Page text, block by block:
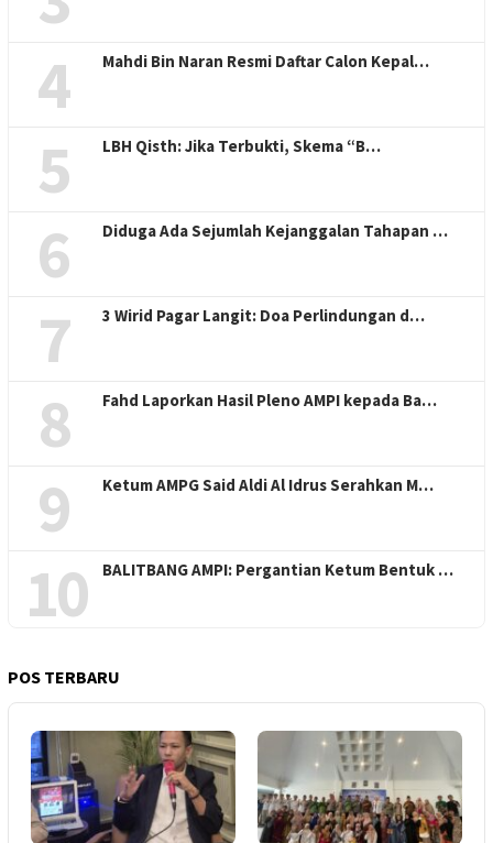
4 Mahdi Bin Naran Resmi Daftar Calon Kepal…
5 LBH Qisth: Jika Terbukti, Skema “B…
6 Diduga Ada Sejumlah Kejanggalan Tahapan …
7 3 Wirid Pagar Langit: Doa Perlindungan d…
8 Fahd Laporkan Hasil Pleno AMPI kepada Ba…
9 Ketum AMPG Said Aldi Al Idrus Serahkan M…
10 BALITBANG AMPI: Pergantian Ketum Bentuk …
POS TERBARU